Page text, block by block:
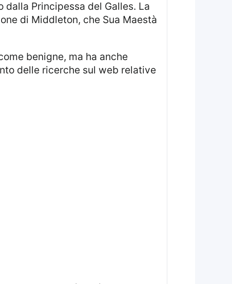
Principessa del Galles. La
di Middleton, che Sua Maestà
delle ricerche sul web relative